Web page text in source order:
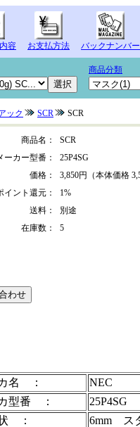
容 お支払方法 バックナンバー
商品分類
ック SCR SCR
商品名：
SCR
ーカー型番：
25P4SG
価格：
3,850円（本体価格
イント還元：
1%
送料：
別途
在庫数：
5
カ名 ：
NEC
カ型番 ：
25P4SG
：
6mm ス